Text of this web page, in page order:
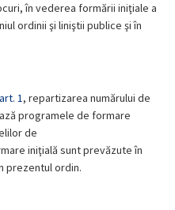
în vederea formării iniţiale a
ordinii şi liniştii publice şi în
art. 1, repartizarea numărului de
programele de formare
de
iniţială sunt prevăzute în
prezentul ordin.